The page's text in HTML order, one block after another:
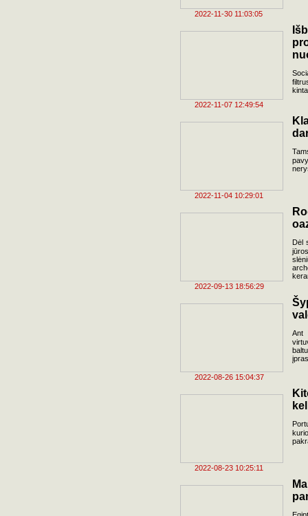
2022-11-30 11:03:05
2022-11-07 12:49:54
2022-11-04 10:29:01
2022-09-13 18:56:29
Dėl
2022-08-26 15:04:37
Ant
2022-08-23 10:25:11